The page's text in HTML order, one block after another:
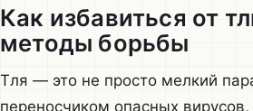
Как избавиться от
методы борьбы
Тля — это не просто мелкий
переносчиком опасных